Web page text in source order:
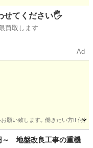
せてください🖐️
買取します
Ad
願い致します｡ 働きたい方!! 何
～ 地盤改良工事の重機